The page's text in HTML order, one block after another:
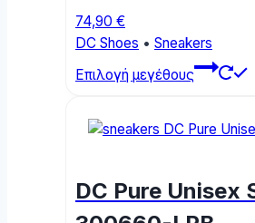
74,90 €
DC Shoes • Sneakers
Επιλογή μεγέθους
DC Pure Unisex